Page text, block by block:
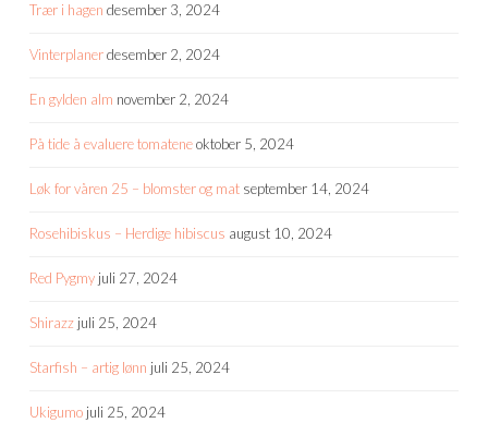
Trær i hagen desember 3, 2024
Vinterplanerdesember 2, 2024
En gylden alm november 2, 2024
På tide å evaluere tomateneoktober 5, 2024
Løk for våren 25 – blomster og mat september 14, 2024
Rosehibiskus – Herdige hibiscus august 10, 2024
Red Pygmy juli 27, 2024
Shirazz juli 25, 2024
Starfish – artig lønn juli 25, 2024
Ukigumo juli 25, 2024